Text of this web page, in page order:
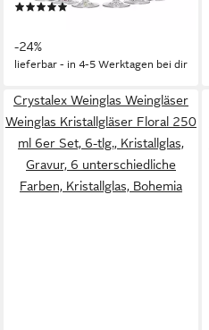
(1)
-24%
lieferbar - in 4-5 Werktagen bei dir
Crystalex Weinglas Weingläser
Weinglas Kristallgläser Floral 250
ml 6er Set, 6-tlg., Kristallglas,
Gravur, 6 unterschiedliche
Farben, Kristallglas, Bohemia